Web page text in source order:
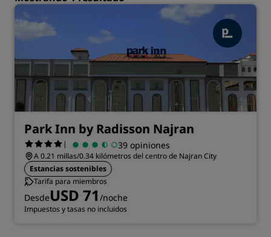
Park Inn by Radisson Najran
| 39 opiniones
A 0.21 millas/0.34 kilómetros del centro de Najran City
Estancias sostenibles
Tarifa para miembros
DesdeUSD 71 /noche
Impuestos y tasas no incluidos